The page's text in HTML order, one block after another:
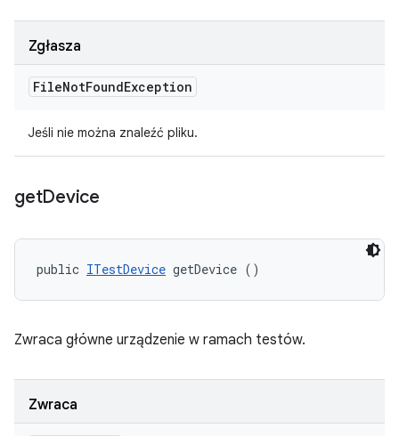
Zgłasza
FileNotFoundException
Jeśli nie można znaleźć pliku.
getDevice
public ITestDevice getDevice ()
Zwraca główne urządzenie w ramach testów.
Zwraca